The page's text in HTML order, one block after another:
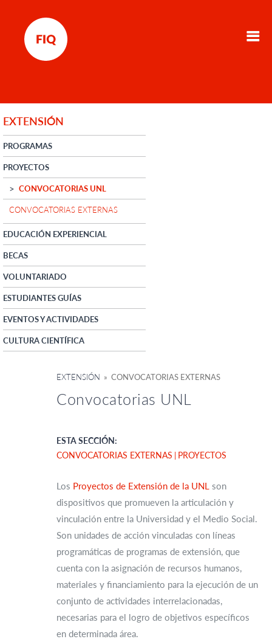
EXTENSIÓN
PROGRAMAS
PROYECTOS
CONVOCATORIAS UNL
CONVOCATORIAS EXTERNAS
EDUCACIÓN EXPERIENCIAL
BECAS
VOLUNTARIADO
ESTUDIANTES GUÍAS
EVENTOS Y ACTIVIDADES
CULTURA CIENTÍFICA
EXTENSIÓN » CONVOCATORIAS EXTERNAS
Convocatorias UNL
ESTA SECCIÓN:
CONVOCATORIAS EXTERNAS
PROYECTOS
Los Proyectos de Extensión de la UNL son
dispositivos que promueven la articulación y
vinculación entre la Universidad y el Medio Social.
Son unidades de acción vinculadas con líneas
programáticas de programas de extensión, que
cuenta con la asignación de recursos humanos,
materiales y financiamiento para la ejecución de un
conjunto de actividades interrelacionadas,
necesarias para el logro de objetivos específicos
en determinada área.